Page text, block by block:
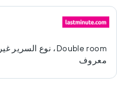
Double room، نوع السرير غير
معروف